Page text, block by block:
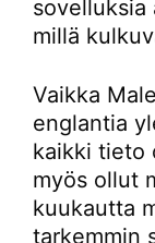
sovelluksia
millä
Vaikka
englantia
kaikki tieto
myös ollut
kuukautta
tarkemmin